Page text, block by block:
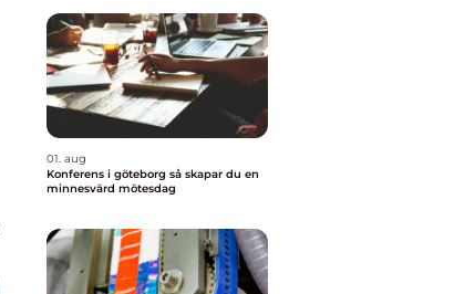
01. aug
Konferens i göteborg så skapar du en
minnesvärd mötesdag